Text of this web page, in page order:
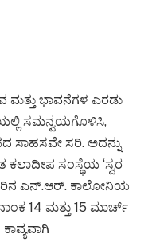
ಮತ್ತು ಭಾವನೆಗಳ ಎರಡು
ಸಮನ್ವಯಗೊಳಿಸಿ,
ಸಾಹಸವೇ ಸರಿ. ಅದನ್ನು
ಸಂಸ್ಥೆಯ ‘ಸ್ವರ
ಎನ್.ಆರ್. ಕಾಲೋನಿಯ
14 ಮತ್ತು 15 ಮಾರ್ಚ್